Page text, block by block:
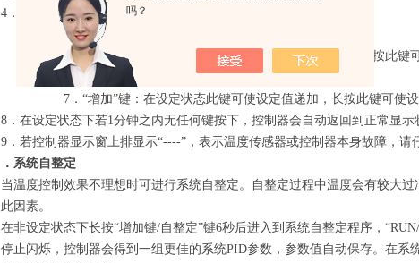
吗？
4．蜂鸣器鸣叫时可按任意键消音。
5．“移位”键：在设定状态此键可使设定值移位闪烁修改。
6．“减小/停止”键：在设定状态此键可使设定值递减，长按此键
该键3秒可以使程序停止。
7．“增加”键：在设定状态此键可使设定值递加，长按此键可使设
8．在设定状态下若1分钟之内无任何键按下，控制器会自动返回到正常显示
9．若控制器显示窗上排显示“----”，表示温度传感器或控制器本身故障，请
．系统自整定
当温度控制效果不理想时可进行系统自整定。自整定过程中温度会有较大
此因素。
在非设定状态下长按“增加键/自整定”键6秒后进入到系统自整定程序，
停止闪烁，控制器会得到一组更佳的系统PID参数，参数值自动保存。在系